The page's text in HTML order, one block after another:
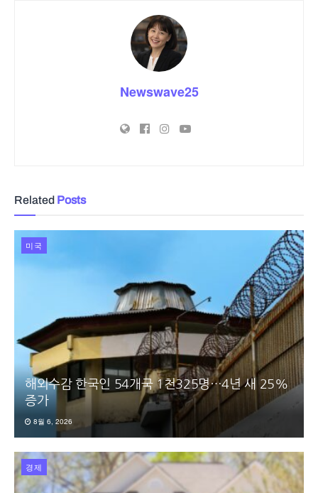
Newswave25
Related Posts
미국
해외수감 한국인 54개국 1천325명…4년 새 25%
증가
8월 6, 2026
경제